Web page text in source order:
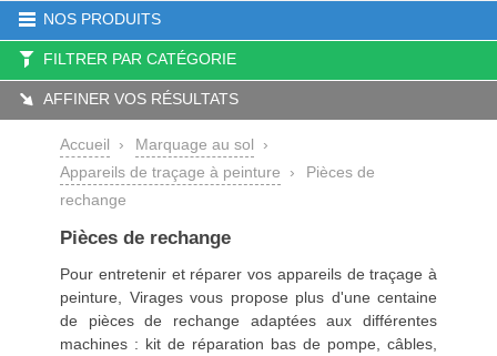
NOS PRODUITS
FILTRER PAR CATÉGORIE
AFFINER VOS RÉSULTATS
Accueil › Marquage au sol
›
Appareils de traçage à peinture
›
Pièces de
rechange
Pièces de rechange
Pour entretenir et réparer vos appareils de traçage à
peinture , Virages vous propose plus d'une centaine
de pièces de rechange adaptées aux différentes
machines : kit de réparation bas de pompe, câbles,